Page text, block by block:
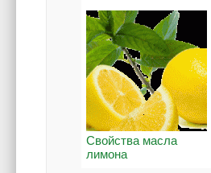
Свойства масла
лимона